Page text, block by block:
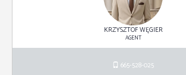
KRZYSZTOF WĘGIER
AGENT
665-528-025